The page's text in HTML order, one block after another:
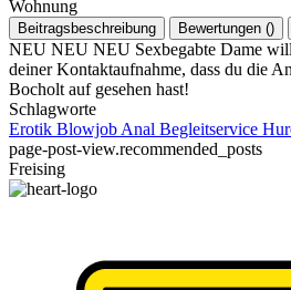
Wohnung
Beitragsbeschreibung Bewertungen ()
NEU NEU NEU Sexbegabte Dame
deiner Kontaktaufnahme, dass du die
Bocholt auf gesehen hast!
Schlagworte
Erotik Blowjob Anal Begleitservice
page-post-view.recommended_posts
Freising